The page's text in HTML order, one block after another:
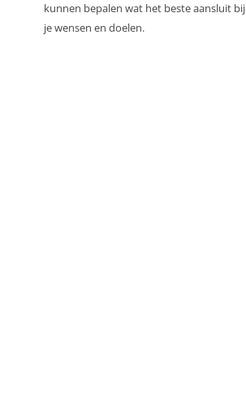
kunnen bepalen wat het beste aansluit bij
je wensen en doelen.